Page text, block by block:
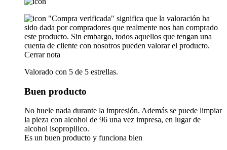
"Compra verificada" significa que la valoración ha
sido dada por compradores que realmente nos han comprado
este producto. Sin embargo, todos aquellos que tengan una
cuenta de cliente con nosotros pueden valorar el producto.
Cerrar nota
Valorado con 5 de 5 estrellas.
Buen producto
No huele nada durante la impresión. Además se puede limpiar
la pieza con alcohol de 96 una vez impresa, en lugar de
alcohol isopropilico.
Es un buen producto y funciona bien